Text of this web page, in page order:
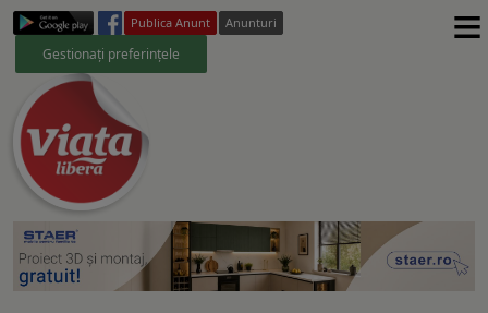
Publica Anunt Anunturi
Gestionați preferințele ≡